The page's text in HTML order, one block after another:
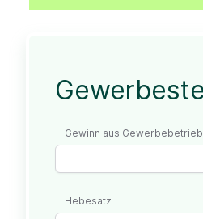
Gewinn aus Gewerbebetrieb
Hebesatz